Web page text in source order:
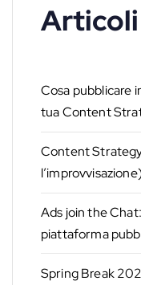
Cosa pubblicare
tua Content
Content
Ads join the
piattaforma
Spring Break